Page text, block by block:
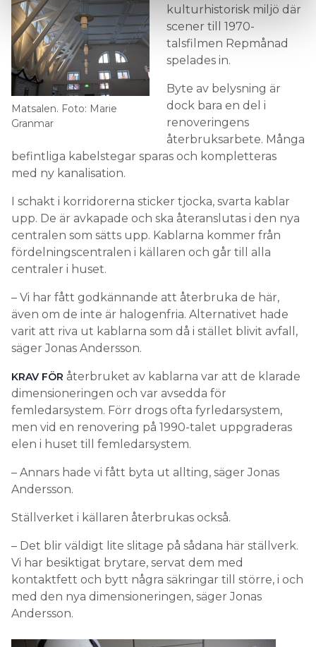
Matsalen. Foto: Marie
Granmar
kulturhistorisk miljö där
scener till 1970-
talsfilmen Repmånad
spelades in.
Byte av belysning är
dock bara en del i
renoveringens
återbruksarbete. Många
befintliga kabelstegar sparas och kompletteras
med ny kanalisation.
I schakt i korridorerna sticker tjocka, svarta kablar
upp. De är avkapade och ska återanslutas i den nya
centralen som sätts upp. Kablarna kommer från
fördelningscentralen i källaren och går till alla
centraler i huset.
– Vi har fått godkännande att återbruka de här,
även om de inte är halogenfria. Alternativet hade
varit att riva ut kablarna som då i stället blivit avfall,
säger Jonas Andersson.
KRAV FÖR återbruket av kablarna var att de klarade
dimensioneringen och var avsedda för
femledarsystem. Förr drogs ofta fyrledarsystem,
men vid en renovering på 1990-talet uppgraderas
elen i huset till femledarsystem.
– Annars hade vi fått byta ut allting, säger Jonas
Andersson.
Ställverket i källaren återbrukas också.
– Det blir väldigt lite slitage på sådana här ställverk.
Vi har besiktigat brytare, servat dem med
kontaktfett och bytt några säkringar till större, i och
med den nya dimensioneringen, säger Jonas
Andersson.